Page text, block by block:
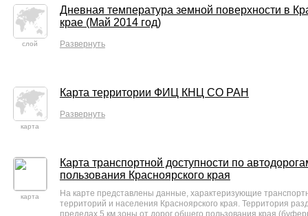
слой
Дневная температура земной поверхности в
крае (Май 2014 год)
Развернуть
карта
Карта территории ФИЦ КНЦ СО РАН
Развернуть
карта
Карта транспортной доступности по
пользования Красноярского края
На карте представлены данные, характеризующие
территорий и населения Красноярского края. Территория
пределах 5 км зоны от дорог общего пользования края